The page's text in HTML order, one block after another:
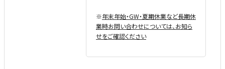
※年末年始・GW・夏期休業など⻑期休
業時お問い合わせについては、お知ら
せをご確認ください